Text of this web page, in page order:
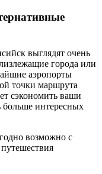
выглядят очень
города или
аэропорты
точки маршрута
сэкономить ваши
больше интересных
возможно с